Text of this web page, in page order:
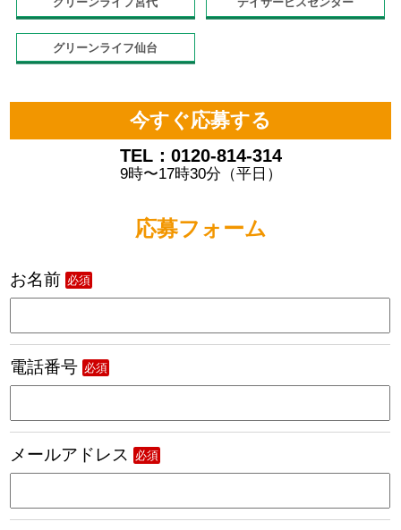
グリーンライフ仙台
今すぐ応募する
TEL：0120-814-314
9時〜17時30分（平日）
応募フォーム
お名前 必須
電話番号 必須
メールアドレス 必須